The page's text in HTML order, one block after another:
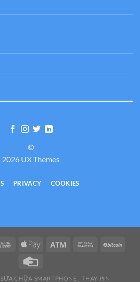
©
2026 UX Themes
PRIVACY COOKIES
SỬA CHỮA SMARTPHONE
THAY PIN